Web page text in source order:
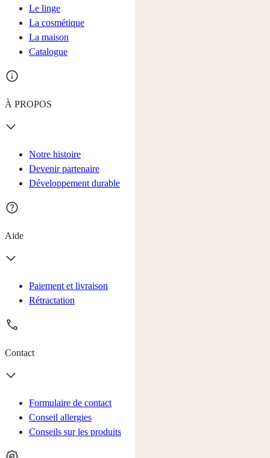
Le linge
La cosmétique
La maison
Catalogue
À PROPOS
Notre histoire
Devenir partenaire
Développement durable
Aide
Paiement et livraison
Rétractation
Contact
Formulaire de contact
Conseil allergies
Conseils sur les produits